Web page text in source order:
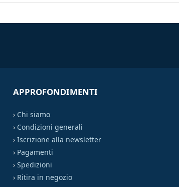
APPROFONDIMENTI
› Chi siamo
› Condizioni generali
› Iscrizione alla newsletter
› Pagamenti
› Spedizioni
› Ritira in negozio